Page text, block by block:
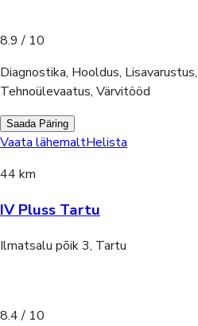
8.9 / 10
Diagnostika, Hooldus,
Tehnoülevaatus, Värvitööd
Saada Päring
Vaata lähemaltHelista
44 km
IV Pluss Tartu
Ilmatsalu põik 3, Tartu
8.4 / 10